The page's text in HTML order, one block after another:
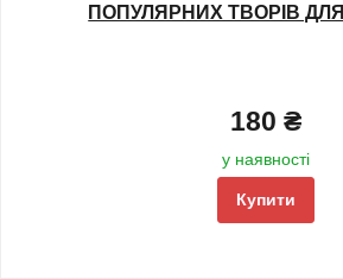
ПОПУЛЯРНИХ ТВОРІВ ДЛЯ
180 ₴
у наявності
Купити